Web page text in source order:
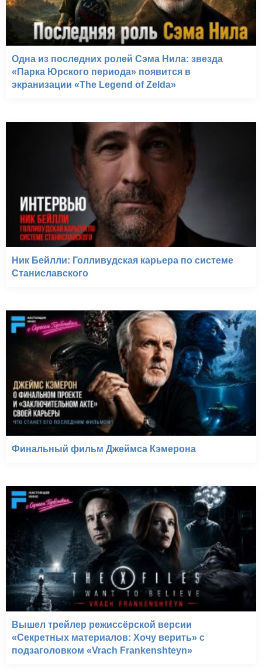
Одна из последних ролей Сэма Нила: звезда
«Парка Юрского периода» появится в
экранизации «The Legend of Zelda»
Ник Бейлли: Голливудская карьера по системе
Станиславского
Финальный фильм Джеймса Кэмерона
Вышел трейлер режиссёрской версии
«Секретных материалов: Хочу верить» с
подзаголовком «Vrach Frankenshteyn»